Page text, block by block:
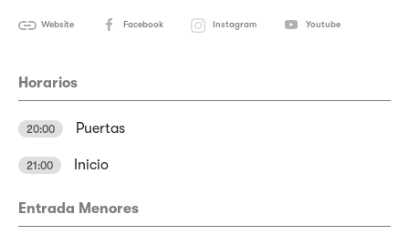
Website Facebook Instagram Youtube
Horarios
20:00 Puertas
21:00 Inicio
Entrada Menores